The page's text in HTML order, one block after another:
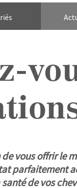
vous offrir le
parfaitement
santé de vos